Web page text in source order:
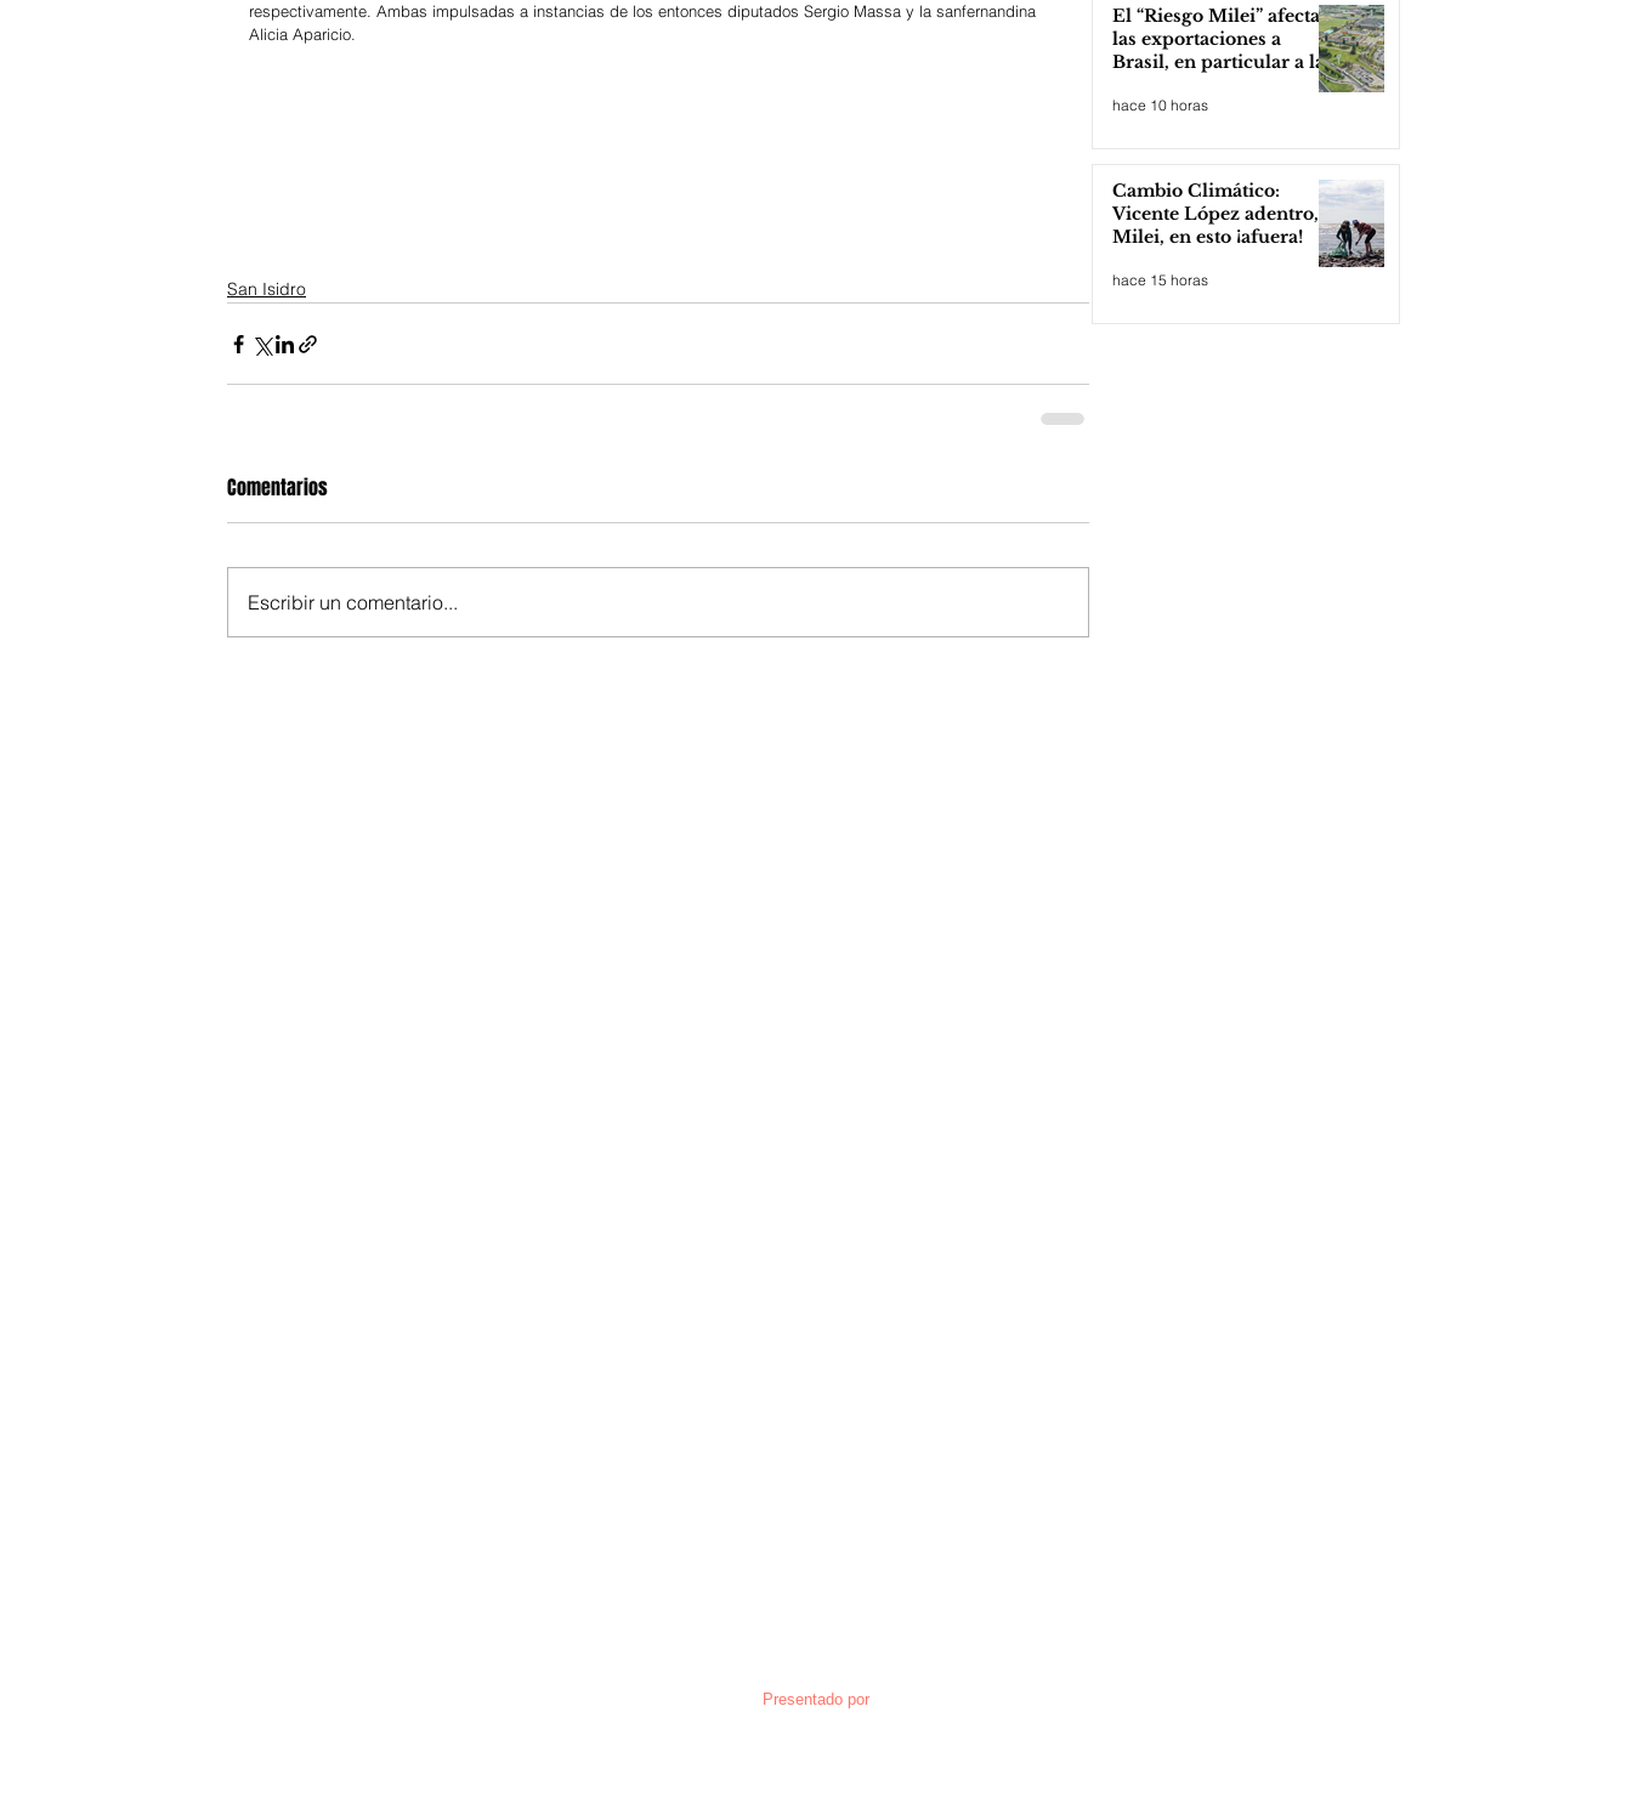
respectivamente. Ambas impulsadas a instancias de los entonces diputados Sergio Massa y la sanfernandina
Alicia Aparicio.
San Isidro
Comentarios
Escribir un comentario...
El “Riesgo Milei” afecta
las exportaciones a
Brasil, en particular a la
industria automotriz de
la provincia
hace 10 horas
Cambio Climático:
Vicente López adentro,
Milei, en esto ¡afuera!
hace 15 horas
Presentado por